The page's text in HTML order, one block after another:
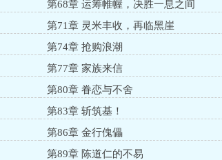
第68章 运筹帷幄，决胜一息之间
第71章 灵米丰收，再临黑崖
第74章 抢购浪潮
第77章 家族来信
第80章 眷恋与不舍
第83章 斩筑基！
第86章 金行傀儡
第89章 陈道仁的不易